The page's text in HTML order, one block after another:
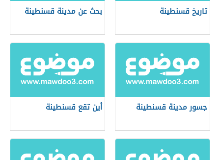
تاريخ قسنطينة بحث عن مدينة قسنطينة
جسور مدينة قسنطينة أين تقع قسنطينة